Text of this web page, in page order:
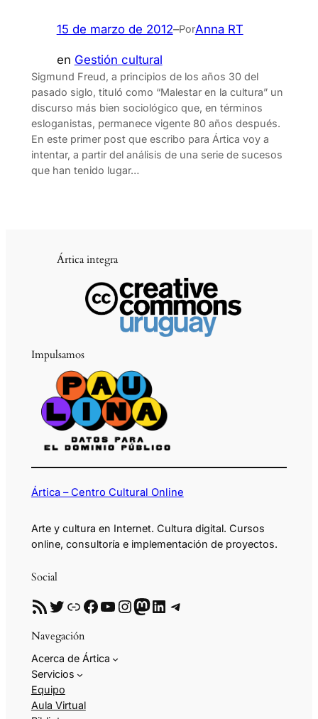
15 de marzo de 2012–PorAnna RT
en Gestión cultural
Sigmund Freud, a principios de los años 30 del
pasado siglo, tituló como “Malestar en la cultura” un
discurso más bien sociológico que, en términos
esloganistas, permanece vigente 80 años después.
En este primer post que escribo para Ártica voy a
intentar, a partir del análisis de una serie de sucesos
que han tenido lugar…
Ártica integra
Impulsamos
Ártica – Centro Cultural Online
Arte y cultura en Internet. Cultura digital. Cursos
online, consultoría e implementación de proyectos.
Social
RSS Twitter Enlace Facebook YouTube InstagramMastodon LinkedIn Telegram
Navegación
Acerca de Ártica
Servicios
Equipo
Aula Virtual